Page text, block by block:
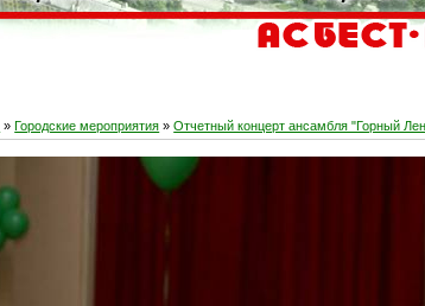
»Городские мероприятия »Отчетный концерт ансамбля "Горный